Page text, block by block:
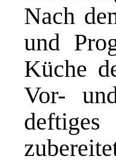
Nach
und
Küche
Vor-